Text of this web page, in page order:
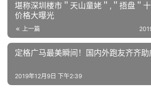
健
康
资
讯
关
堪称深圳楼市＂天山童姥＂,＂捂盘＂
价格大曝光
上一篇
定格广马最美瞬间！国内外跑友齐齐助
2019年12月9日 下午2:39